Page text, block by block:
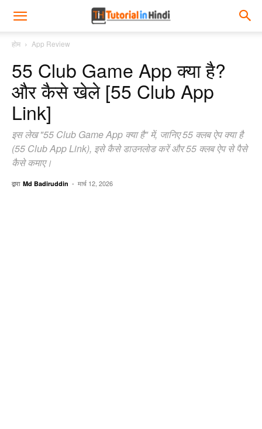
होम App Review
55 Club Game App क्या है?
और कैसे खेले [55 Club App
Link]
इस लेख "55 Club Game App क्या है" में, जानिए 55 क्लब ऐप क्या है
(55 Club App Link), इसे कैसे डाउनलोड करें और 55 क्लब ऐप से पैसे
कैसे कमाए।
द्वारा Md Badiruddin - मार्च 12, 2026